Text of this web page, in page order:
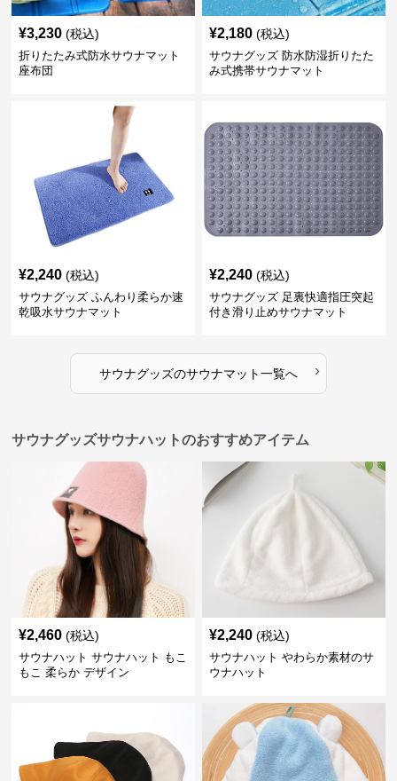
¥3,230 (税込)
折りたたみ式防水サウナマット
座布団
¥2,180 (税込)
サウナグッズ 防水防湿折りたた
み式携帯サウナマット
¥2,240 (税込)
サウナグッズ ふんわり柔らか速
乾吸水サウナマット
¥2,240 (税込)
サウナグッズ 足裏快適指圧突起
付き滑り止めサウナマット
サウナグッズのサウナマット一覧へ ›
サウナグッズサウナハットのおすすめアイテム
¥2,460 (税込)
サウナハット サウナハット もこ
もこ 柔らか デザイン
¥2,240 (税込)
サウナハット やわらか素材のサ
ウナハット